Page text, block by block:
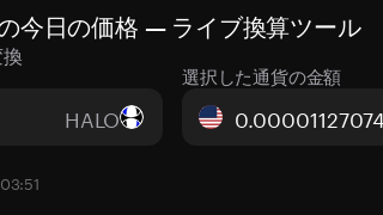
今日の価格 — ライブ換算ツール
HALO
選択した通貨の金額